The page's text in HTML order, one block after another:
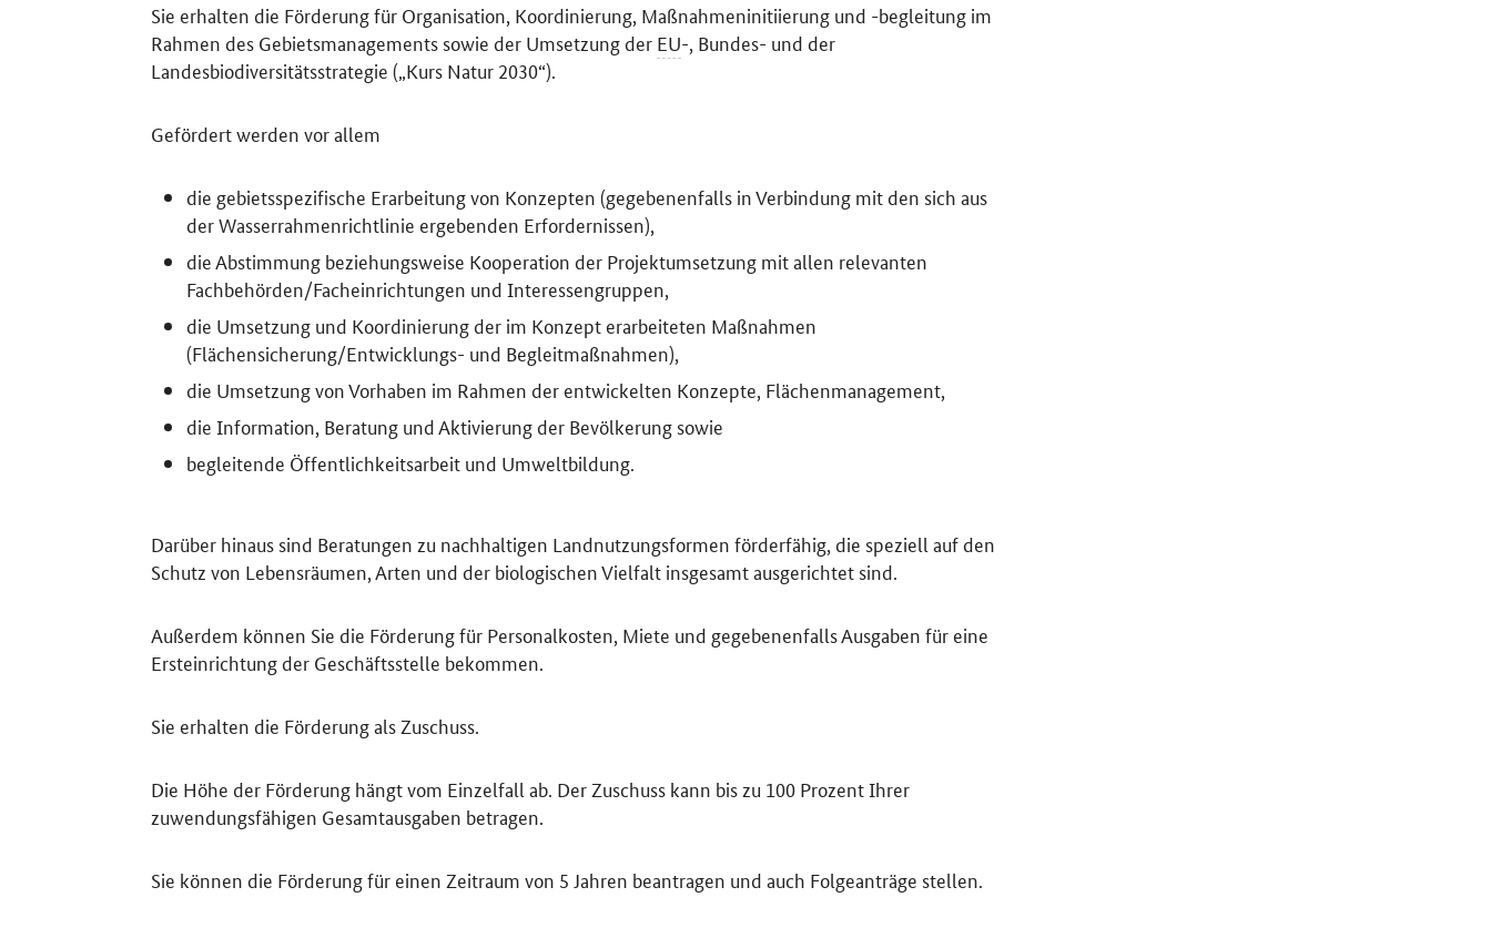
Sie erhalten die Förderung für Organisation, Koordinierung, Maßnahmeninitiierung und -begleitung im
Rahmen des Gebietsmanagements sowie der Umsetzung der EU-, Bundes- und der
Landesbiodiversitätsstrategie („Kurs Natur 2030“).
Gefördert werden vor allem
die gebietsspezifische Erarbeitung von Konzepten (gegebenenfalls in Verbindung mit den sich aus
der Wasserrahmenrichtlinie ergebenden Erfordernissen),
die Abstimmung beziehungsweise Kooperation der Projektumsetzung mit allen relevanten
Fachbehörden/Facheinrichtungen und Interessengruppen,
die Umsetzung und Koordinierung der im Konzept erarbeiteten Maßnahmen
(Flächensicherung/Entwicklungs- und Begleitmaßnahmen),
die Umsetzung von Vorhaben im Rahmen der entwickelten Konzepte, Flächenmanagement,
die Information, Beratung und Aktivierung der Bevölkerung sowie
begleitende Öffentlichkeitsarbeit und Umweltbildung.
Darüber hinaus sind Beratungen zu nachhaltigen Landnutzungsformen förderfähig, die speziell auf den
Schutz von Lebensräumen, Arten und der biologischen Vielfalt insgesamt ausgerichtet sind.
Außerdem können Sie die Förderung für Personalkosten, Miete und gegebenenfalls Ausgaben für eine
Ersteinrichtung der Geschäftsstelle bekommen.
Sie erhalten die Förderung als Zuschuss.
Die Höhe der Förderung hängt vom Einzelfall ab. Der Zuschuss kann bis zu 100 Prozent Ihrer
zuwendungsfähigen Gesamtausgaben betragen.
Sie können die Förderung für einen Zeitraum von 5 Jahren beantragen und auch Folgeanträge stellen.